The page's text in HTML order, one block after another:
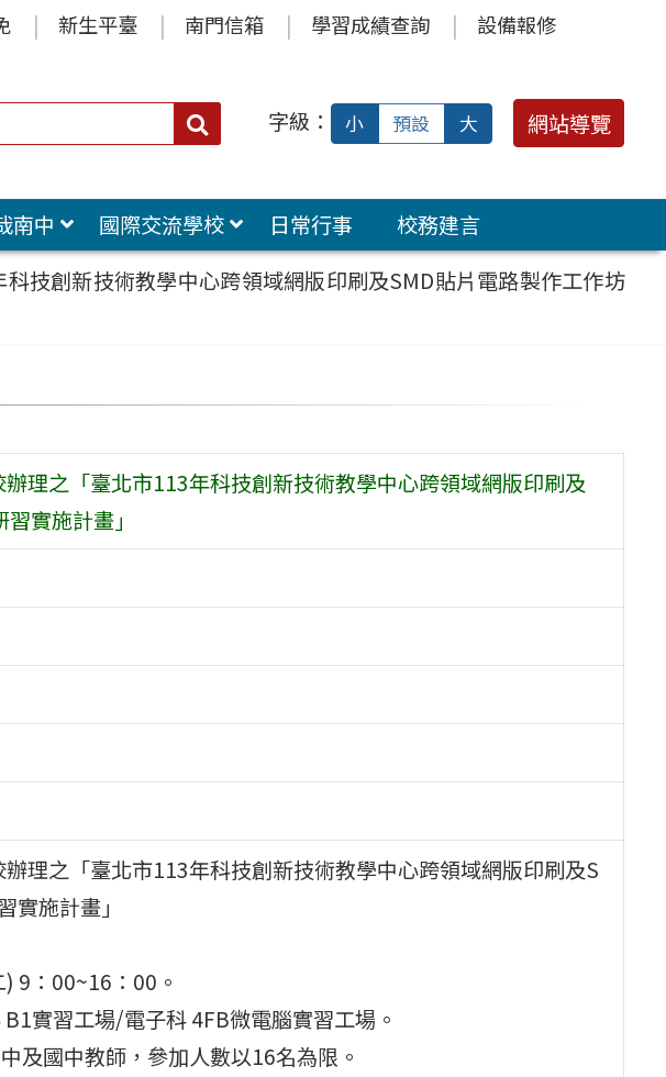
新生平臺 南門信箱 學習成績查詢 設備報修
搜
字級： 小 預設 大 網站導覽
南中 國際交流學校 日常行事
校務建言
技創新技術教學中心跨領域網版印刷及SMD貼片電路製作工作坊
理之「臺北市113年科技創新技術教學中心跨領域網版印刷及
實施計畫」
理之「臺北市113年科技創新技術教學中心跨領域網版印刷及S
實施計畫」
9：00~16：00。
實習工場/電子科 4FB微電腦實習工場。
及國中教師，參加人數以16名為限。